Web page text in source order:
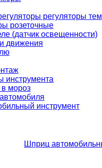
регуляторы
розеточные
(датчик освещенности)
движения
инструмента
в мороз
инструмент
Шприц